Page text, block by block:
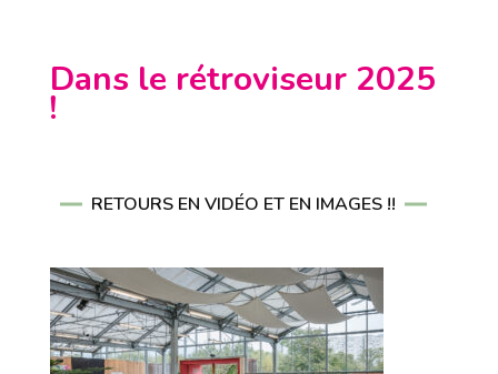
Dans le rétroviseur 2025
!
RETOURS EN VIDÉO ET EN IMAGES !!